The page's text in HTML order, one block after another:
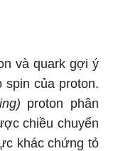
và quark gợi ý
spin của proton.
proton phân
chiều chuyển
khác chứng tỏ